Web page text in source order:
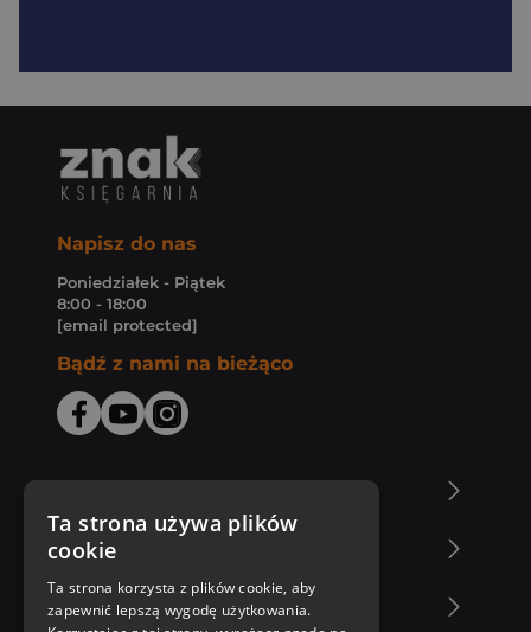
Napisz do nas
Poniedziałek - Piątek
8:00 - 18:00
[email protected]
Bądź z nami na bieżąco
Zakupy u nas
Nasza oferta
Ta strona używa plików
cookie
Ta strona korzysta z plików cookie, aby
zapewnić lepszą wygodę użytkowania.